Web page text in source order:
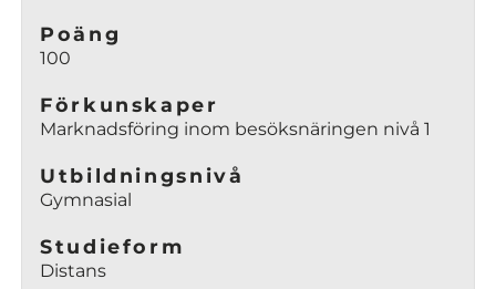
Poäng
100
Förkunskaper
Marknadsföring inom besöksnäringen nivå 1
Utbildningsnivå
Gymnasial
Studieform
Distans